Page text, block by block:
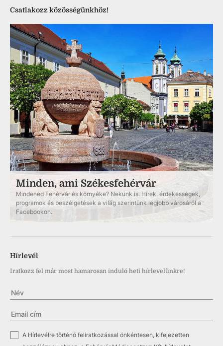
Csatlakozz közösségünkhöz!
Minden, ami Székesfehérvár
Mindened Fehérvár és környéke? Nekünk is. Hírek, érdekességek,
programok és beszélgetések a világ szerintünk legjobb városáról a
Facebookon.
Hírlevél
Iratkozz fel már most hamarosan induló heti hírlevelünkre!
A Hírlevélre történő feliratkozással önkéntesen, kifejezetten